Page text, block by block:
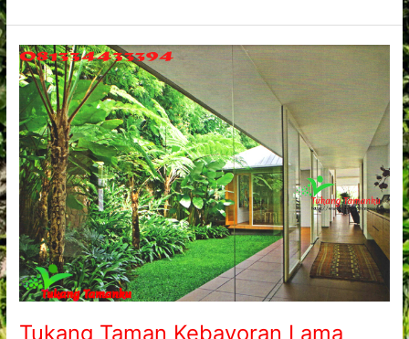
Tukang Taman Kebayoran Lama
Tukang
Taman
Kebayoran
Lama
Tukangtamanku